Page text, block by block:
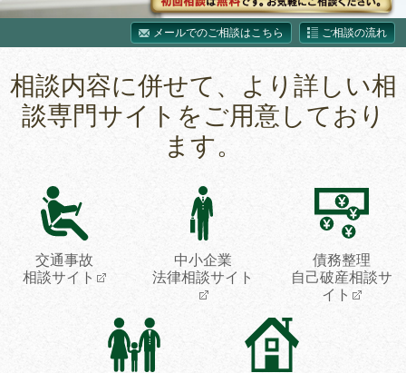
メールでのご相談はこちら ご相談の流れ
相談内容に併せて、より詳しい相
談専門サイトをご用意しており
ます。
交通事故
相談サイト
中小企業
法律相談サイト
債務整理
自己破産相談サ
イト